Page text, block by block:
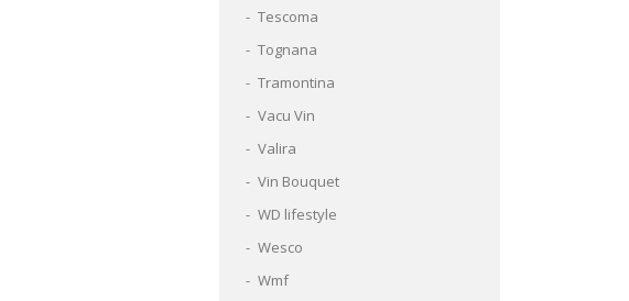
Tescoma
Tognana
Tramontina
Vacu Vin
Valira
Vin Bouquet
WD lifestyle
Wesco
Wmf